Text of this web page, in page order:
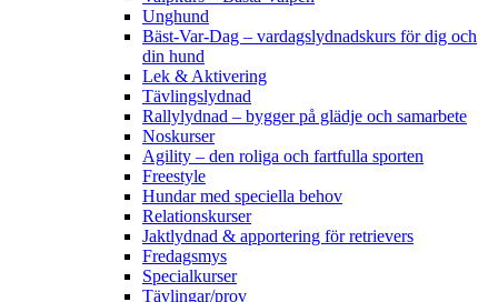
Unghund
Bäst-Var-Dag – vardagslydnadskurs för dig och
din hund
Lek & Aktivering
Tävlingslydnad
Rallylydnad – bygger på glädje och samarbete
Noskurser
Agility – den roliga och fartfulla sporten
Freestyle
Hundar med speciella behov
Relationskurser
Jaktlydnad & apportering för retrievers
Fredagsmys
Specialkurser
Tävlingar/prov